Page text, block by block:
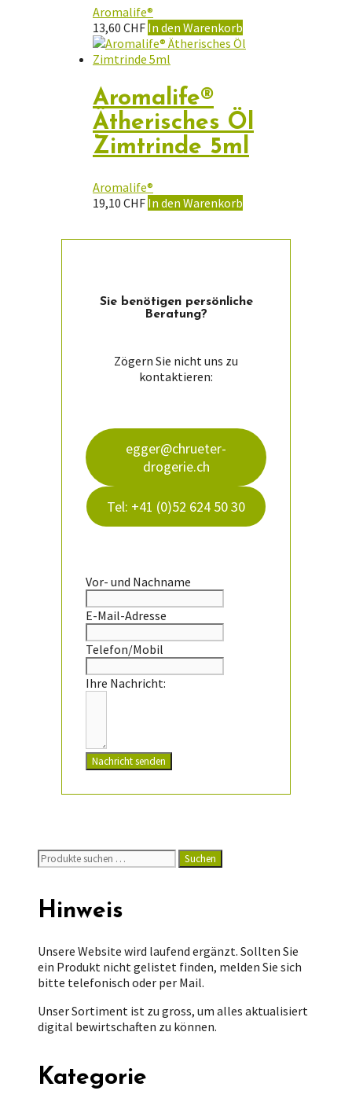
Aromalife®
13,60 CHF In den Warenkorb
Aromalife®
Ätherisches Öl
Zimtrinde 5ml
Aromalife®
19,10 CHF In den Warenkorb
Sie ­benötigen persön­liche
Beratung?
Zögern Sie nicht uns zu
kontaktieren:
egger@chrueter-
drogerie.ch
Tel: +41 (0)52 624 50 30
Vor- und Nachname
E-Mail-Adresse
Telefon/Mobil
Ihre Nachricht:
Nachricht senden
Suchen
nach:
Suchen
Hinweis
Unsere Website wird laufend ergänzt. Sollten Sie
ein Produkt nicht gelistet finden, melden Sie sich
bitte telefonisch oder per Mail.
Unser Sortiment ist zu gross, um alles aktualisiert
digital bewirtschaften zu können.
Kategorie